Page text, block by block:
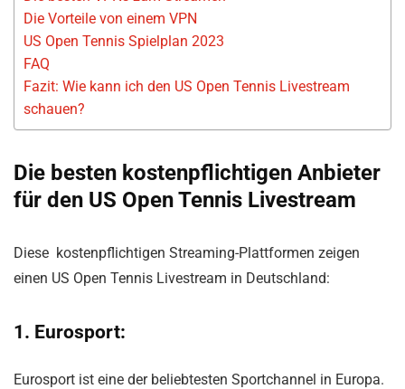
Die Vorteile von einem VPN
US Open Tennis Spielplan 2023
FAQ
Fazit: Wie kann ich den US Open Tennis Livestream
schauen?
Die besten kostenpflichtigen Anbieter
für den US Open Tennis Livestream
Diese kostenpflichtigen Streaming-Plattformen zeigen
einen US Open Tennis Livestream in Deutschland:
1. Eurosport:
Eurosport ist eine der beliebtesten Sportchannel in Europa.